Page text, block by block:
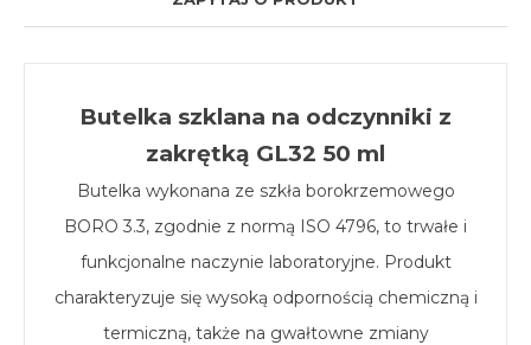
Butelka szklana na odczynniki z
zakrętką GL32 50 ml
Butelka wykonana ze szkła borokrzemowego
BORO 3.3, zgodnie z normą ISO 4796, to trwałe i
funkcjonalne naczynie laboratoryjne. Produkt
charakteryzuje się wysoką odpornością chemiczną i
termiczną, także na gwałtowne zmiany